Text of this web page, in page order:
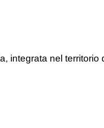
integrata nel territorio